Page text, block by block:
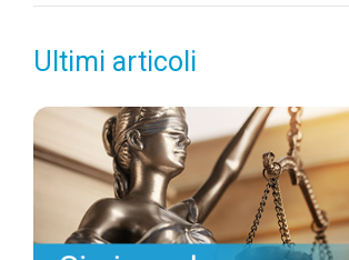
Ultimi articoli